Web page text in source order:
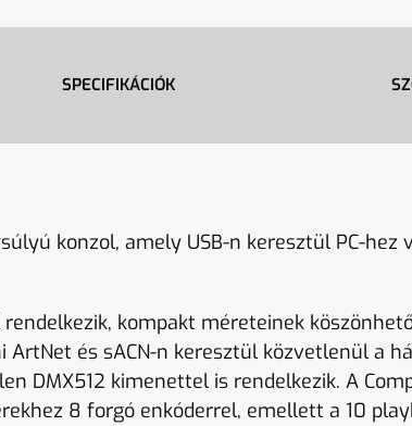
SPECIFIKÁCIÓK
konzol, amely USB-n keresztül PC-
kompakt méreteinek
ArtNet és sACN-n keresztül közvetlenül a
DMX512 kimenettel is rendelkezik. A
8 forgó enkóderrel, emellett a 10